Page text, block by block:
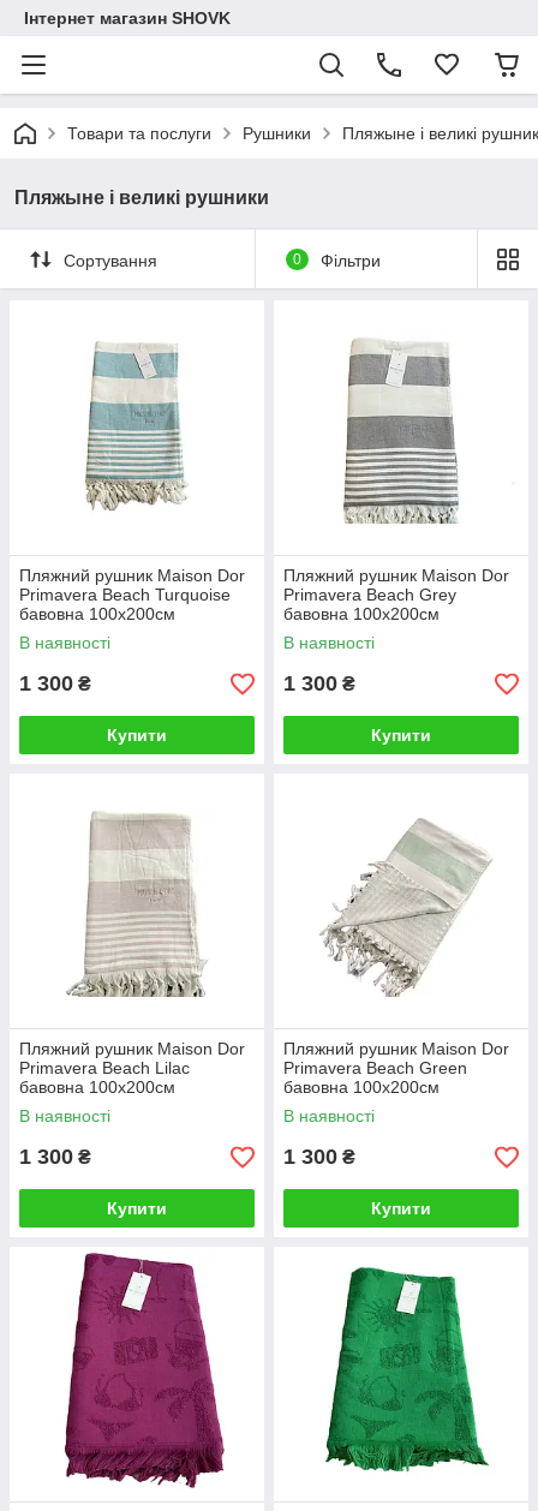
Інтернет магазин SHOVK
Товари та послуги Рушники Пляжыне і великі
Пляжыне і великі рушники
Сортування 0 Фільтри
Пляжний рушник Maison Dor
Primavera Beach Turquoise
бавовна 100х200см
В наявності
1 300 ₴
Купити
Пляжний рушник Maison Dor
Primavera Beach Grey
бавовна 100х200см
В наявності
1 300 ₴
Купити
Пляжний рушник Maison Dor
Primavera Beach Lilac
бавовна 100х200см
В наявності
1 300 ₴
Купити
Пляжний рушник Maison Dor
Primavera Beach Green
бавовна 100х200см
В наявності
1 300 ₴
Купити